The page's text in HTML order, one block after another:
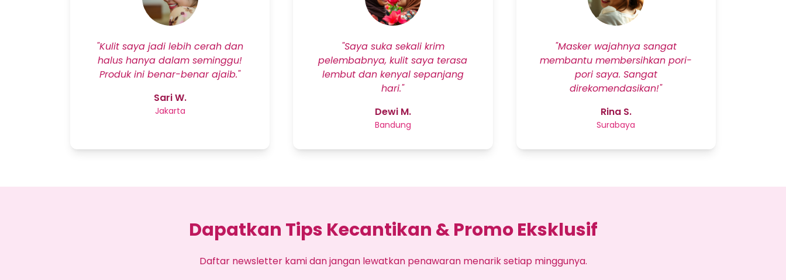
"Kulit saya jadi lebih cerah dan
halus hanya dalam seminggu!
Produk ini benar-benar ajaib."
Sari W.
Jakarta
"Saya suka sekali krim
pelembabnya, kulit saya terasa
lembut dan kenyal sepanjang
hari."
Dewi M.
Bandung
"Masker wajahnya sangat
membantu membersihkan pori-
pori saya. Sangat
direkomendasikan!"
Rina S.
Surabaya
Dapatkan Tips Kecantikan & Promo Eksklusif
Daftar newsletter kami dan jangan lewatkan penawaran menarik setiap minggunya.